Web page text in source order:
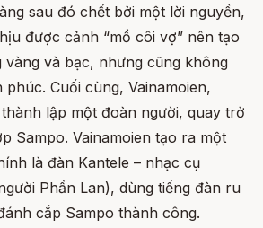
sau đó chết bởi một lời nguyền,
được cảnh “mồ côi vợ” nên tạo
và bạc, nhưng cũng không
phúc. Cuối cùng, Vainamoien,
lập một đoàn người, quay trở
Sampo. Vainamoien tạo ra một
là đàn Kantele – nhạc cụ
Phần Lan), dùng tiếng đàn ru
cắp Sampo thành công.